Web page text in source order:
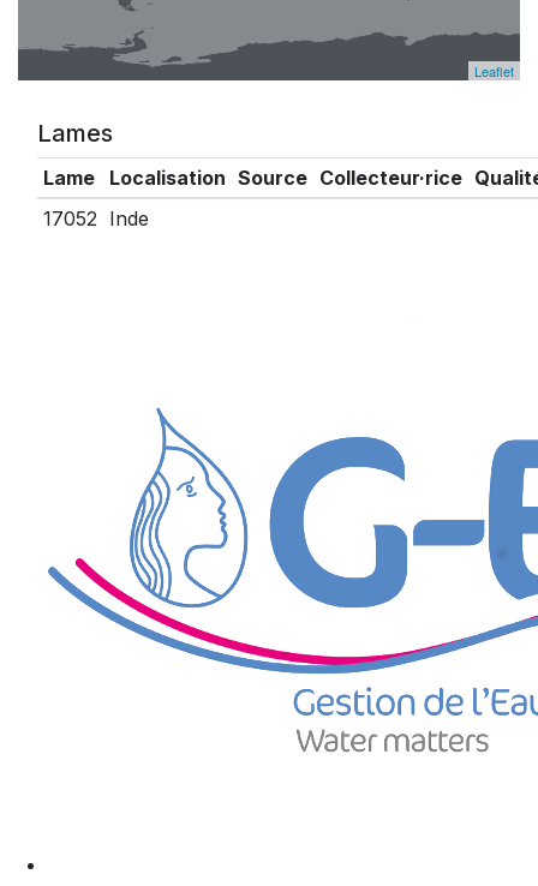
Leaflet
Lames
Lame Localisation Source Collecteur·rice
17052 Inde